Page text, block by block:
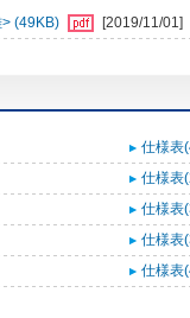
(49KB) [2019/11/01]
仕様表
仕様表
仕様表
仕様表
仕様表